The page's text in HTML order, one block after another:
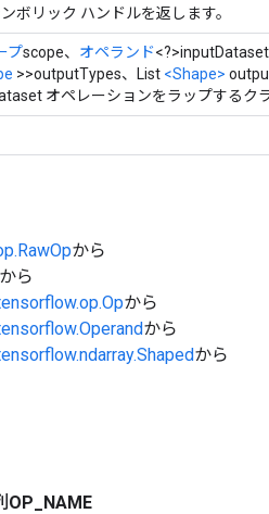
ボリック ハンドルを返します。
プscope、 オペランド
>>outputTypes、List <Shape>
オペレーションをラップするク
から
ら
から
から
から
OP NAME